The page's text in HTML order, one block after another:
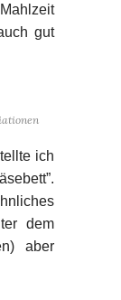
gut
ich
dem
aber